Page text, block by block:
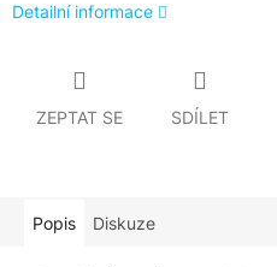
Detailní informace
ZEPTAT SE SDÍLET
Popis Diskuze